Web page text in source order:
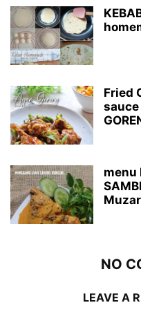
Fried
sauce
menu
NO
LEAVE A